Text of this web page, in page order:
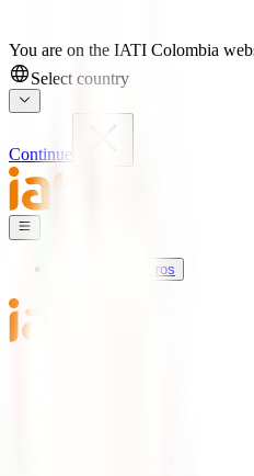
You are on the IATI Colombia
Select country
Continue
Nuestros Seguros